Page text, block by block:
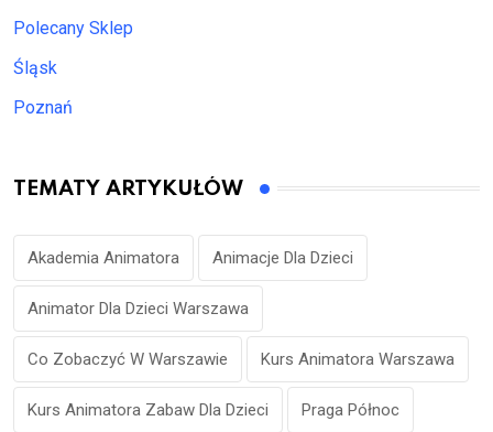
Polecany Sklep
Śląsk
Poznań
TEMATY ARTYKUŁÓW
Akademia Animatora Animacje Dla Dzieci
Animator Dla Dzieci Warszawa
Co Zobaczyć W Warszawie Kurs Animatora Warszawa
Kurs Animatora Zabaw Dla Dzieci Praga Północ